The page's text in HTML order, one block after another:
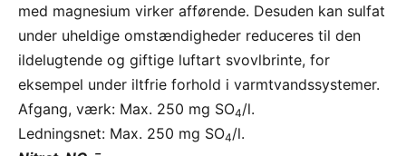
med magnesium virker afførende. Desuden kan sulfat
under uheldige omstændigheder reduceres til den
ildelugtende og giftige luftart svovlbrinte, for
eksempel under iltfrie forhold i varmtvandssystemer.
Afgang, værk: Max. 250 mg SO4/l.
Ledningsnet: Max. 250 mg SO4/l.